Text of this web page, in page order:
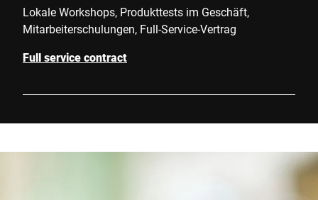
Lokale Workshops, Produkttests im Geschäft,
Mitarbeiterschulungen, Full-Service-Vertrag
Full service contract